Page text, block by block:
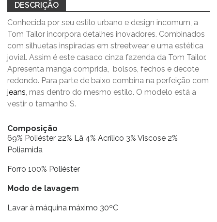
DESCRIÇÃO
Conhecida por seu estilo urbano e design incomum, a
Tom Tailor incorpora detalhes inovadores. Combinados
com silhuetas inspiradas em streetwear e uma estética
jovial. Assim é este casaco cinza fazenda da Tom Tailor.
Apresenta manga comprida, bolsos, fechos e decote
redondo. Para parte de baixo combina na perfeição com
jeans, mas dentro do mesmo estilo. O modelo está a
vestir o tamanho S.
Composição
69% Poliéster 22% Lã 4% Acrílico 3% Viscose 2%
Poliamida
Forro 100% Poliéster
Modo de lavagem
Lavar à máquina máximo 30ºC